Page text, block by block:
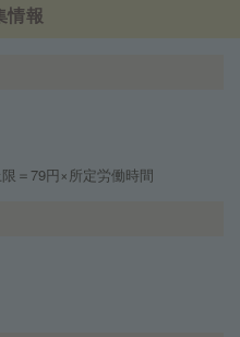
情報
＝79円×所定労働時間